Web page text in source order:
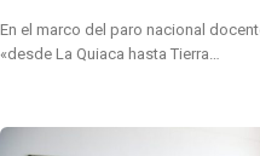
En el marco del paro nacional
«desde La Quiaca hasta Tierra…